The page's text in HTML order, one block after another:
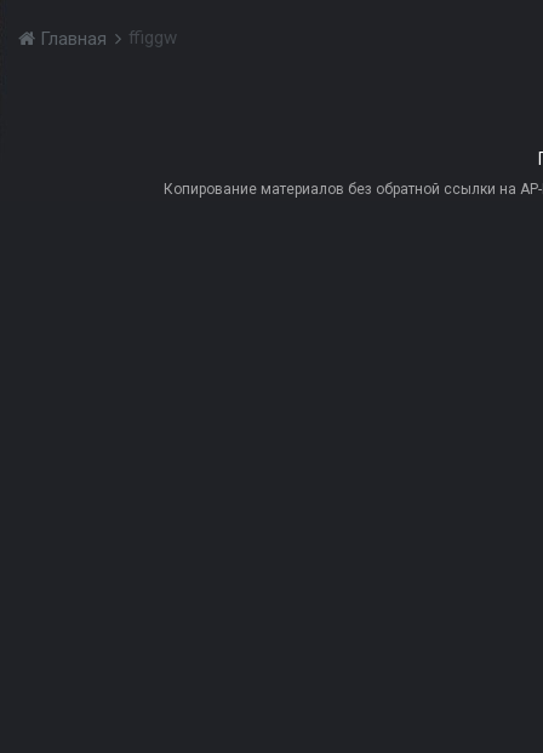
Главная ffiggw
Копирование материалов без обратной ссылки на